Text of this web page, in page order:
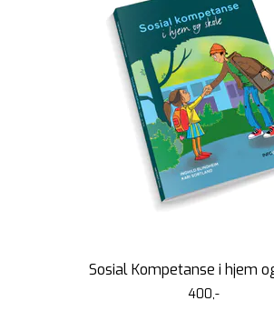
Sosial Kompetanse i hjem
400,-